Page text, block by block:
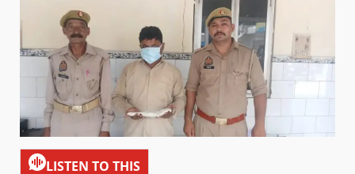
LISTEN TO THIS